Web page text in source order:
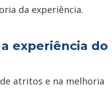
da experiência.
experiência do
atritos e na melhoria